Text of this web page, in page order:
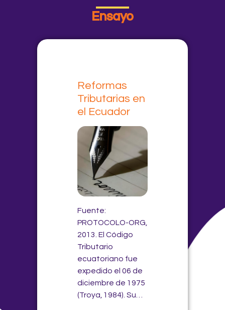
Ensayo
Reformas
Tributarias en
el Ecuador
Fuente:
PROTOCOLO-ORG,
2013. El Código
Tributario
ecuatoriano fue
expedido el 06 de
diciembre de 1975
(Troya, 1984). Su…